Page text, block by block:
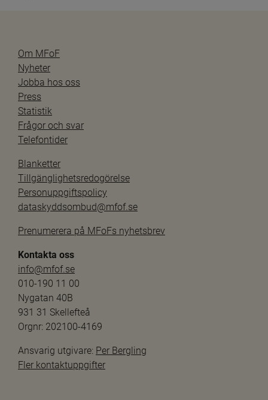
Om MFoF
Nyheter
Jobba hos oss
Press
Statistik
Frågor och svar
Telefontider
Blanketter
Tillgänglighetsredogörelse
Personuppgiftspolicy
dataskyddsombud@mfof.se
Prenumerera på MFoFs nyhetsbrev
Kontakta oss
info@mfof.se
010-190 11 00
Nygatan 40B
931 31 Skellefteå
Orgnr: 202100-4169
Ansvarig utgivare: Per Bergling
Fler kontaktuppgifter